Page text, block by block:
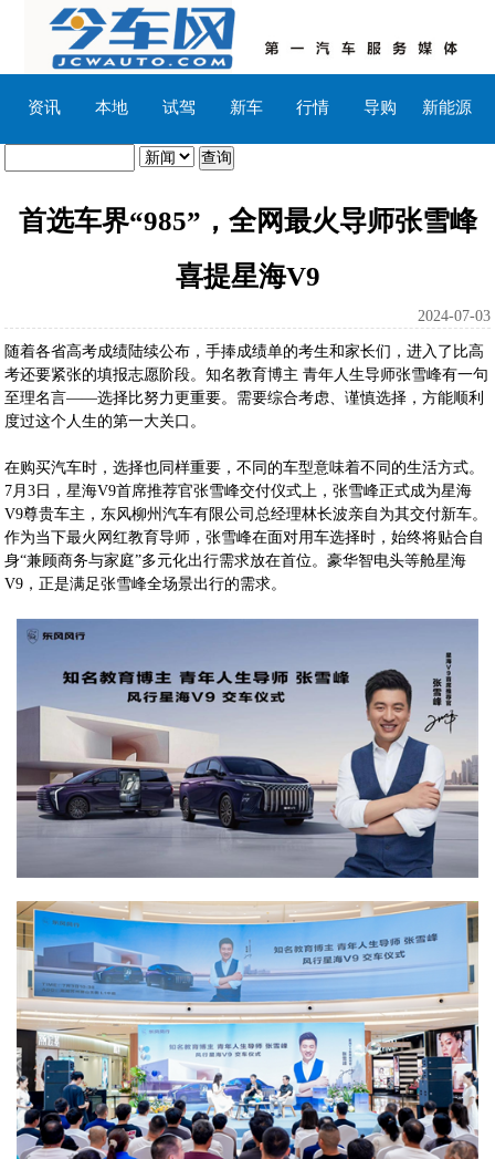
资讯 本地 试驾 新车 行情 导购 新能源
首选车界“985”，全网最火导师张雪峰
喜提星海V9
2024-07-03
随着各省高考成绩陆续公布，手捧成绩单的考生和家长们，进入了比高
考还要紧张的填报志愿阶段。知名教育博主 青年人生导师张雪峰有一句
至理名言——选择比努力更重要。需要综合考虑、谨慎选择，方能顺利
度过这个人生的第一大关口。
在购买汽车时，选择也同样重要，不同的车型意味着不同的生活方式。
7月3日，星海V9首席推荐官张雪峰交付仪式上，张雪峰正式成为星海
V9尊贵车主，东风柳州汽车有限公司总经理林长波亲自为其交付新车。
作为当下最火网红教育导师，张雪峰在面对用车选择时，始终将贴合自
身“兼顾商务与家庭”多元化出行需求放在首位。豪华智电头等舱星海
V9，正是满足张雪峰全场景出行的需求。